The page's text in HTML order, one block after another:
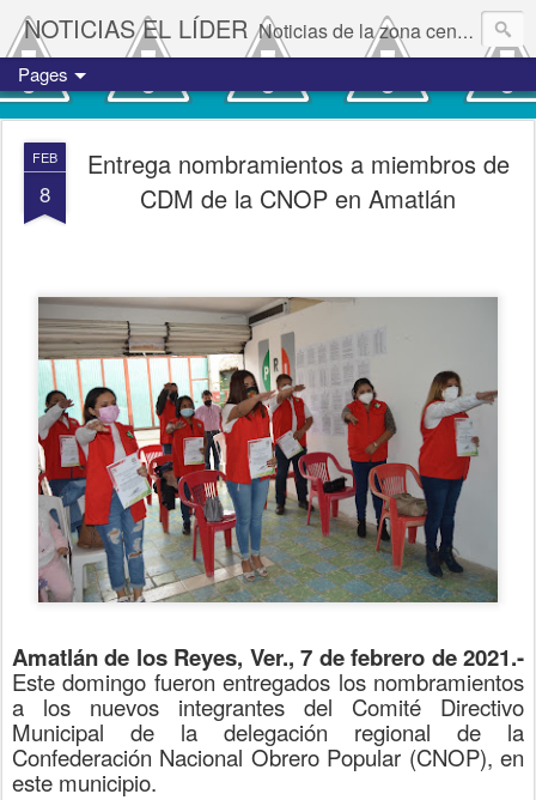
NOTICIAS EL LÍDER Noticias de la zona centro del estado de Veracruz.
Pages
FEB
8
Entrega nombramientos a miembros de
CDM de la CNOP en Amatlán
Amatlán de los Reyes, Ver., 7 de febrero de 2021.-
Este domingo fueron entregados los nombramientos
a los nuevos integrantes del Comité Directivo
Municipal de la delegación regional de la
Confederación Nacional Obrero Popular (CNOP), en
este municipio.